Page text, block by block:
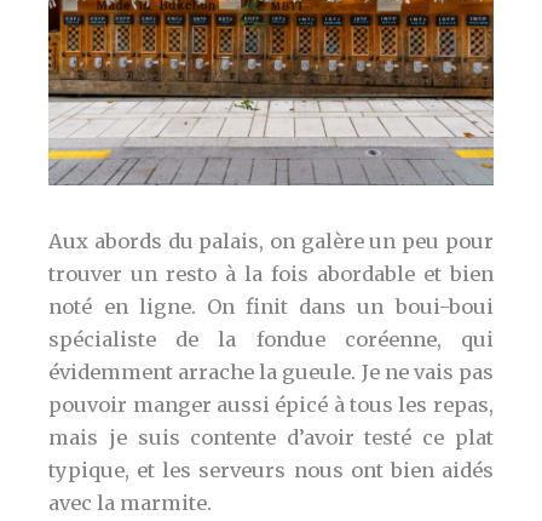
Aux abords du palais, on galère un peu pour
trouver un resto à la fois abordable et bien
noté en ligne. On finit dans un boui-boui
spécialiste de la fondue coréenne, qui
évidemment arrache la gueule. Je ne vais pas
pouvoir manger aussi épicé à tous les repas,
mais je suis contente d’avoir testé ce plat
typique, et les serveurs nous ont bien aidés
avec la marmite.